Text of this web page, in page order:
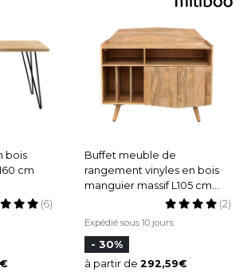
bois
cm
(6)
Buffet meuble de
rangement vinyles en bois
manguier massif L105 cm
Expédié sous 10 jours
(2)
- 30%
à partir de 292,59